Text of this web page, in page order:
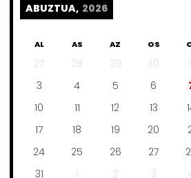
ABUZTUA, 2026
AL AS AZ OS
27 28 29 30
3
4 5 6
10
11 12 13
17
18 19 20
24
25 26 27
31
1 2 3